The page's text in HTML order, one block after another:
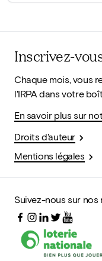
Inscrivez-
Chaque mois, vous
l'IRPA dans votre
En savoir plus sur
Droits d'auteur
Mentions légales
Suivez-nous sur nos